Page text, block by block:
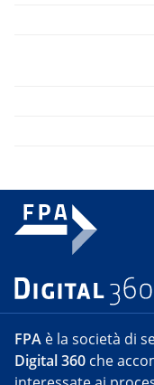
FPA è la società di
Digital 360 che